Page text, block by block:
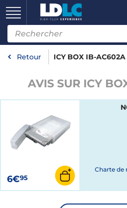
Retour ICY BOX IB-AC602A
AVIS SUR ICY
6€95
Charte de